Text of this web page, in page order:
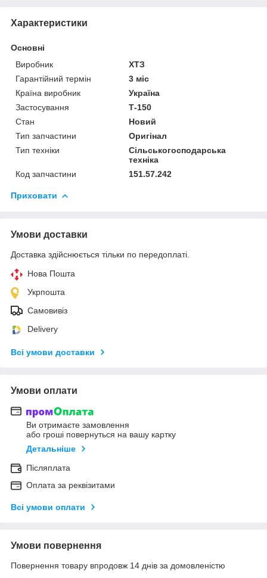
Характеристики
Основні
Виробник
ХТЗ
Гарантійний термін
3 міс
Країна виробник
Україна
Застосування
Т-150
Стан
Новий
Тип запчастини
Оригінал
Тип техніки
Сільськогосподарська
техніка
Код запчастини
151.57.242
Приховати
Умови доставки
Доставка здійснюється тільки по передоплаті.
Нова Пошта
Укрпошта
Самовивіз
Delivery
Всі умови доставки
Умови оплати
Ви отримаєте замовлення
або гроші повернуться на вашу картку
Детальніше
Післяплата
Оплата за реквізитами
Всі умови оплати
Умови повернення
Повернення товару впродовж 14 днів за домовленістю